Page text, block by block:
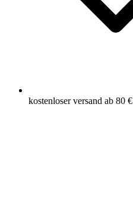
kostenloser versand ab 80 €